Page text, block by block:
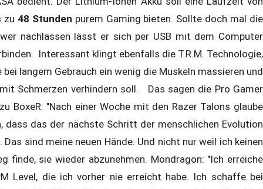
zu 48 Stunden purem Gaming bieten. Sollte doch mal die
nachlassen lässt er sich per USB mit dem Computer
Interessant klingt ebenfalls die T.R.M. Technologie,
bei langem Gebrauch ein wenig die Muskeln massieren und
Schmerzen verhindern soll. Das sagen die Pro Gamer
BoxeR: "Nach einer Woche mit den Razer Talons glaube
dass das der nächste Schritt der menschlichen Evolution
Das sind meine neuen Hände. Und nicht nur weil ich keinen
finde, sie wieder abzunehmen. Mondragon: "Ich erreiche
Level, die ich vorher nie erreicht habe. Ich schaffe bei